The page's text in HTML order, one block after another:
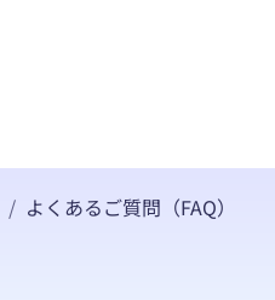
よくあるご質問（FAQ）